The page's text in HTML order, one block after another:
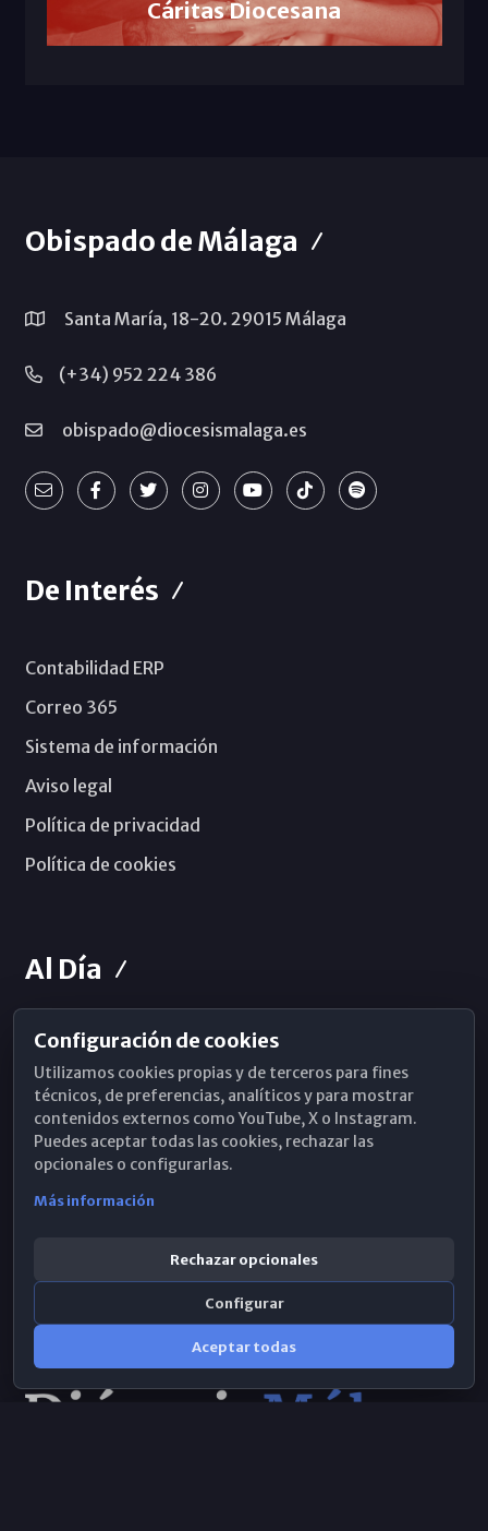
Cáritas Diocesana
Obispado de Málaga
Santa María, 18-20. 29015 Málaga
(+34) 952 224 386
obispado@diocesismalaga.es
De Interés
Contabilidad ERP
Correo 365
Sistema de información
Aviso legal
Política de privacidad
Política de cookies
Al Día
Horarios de Misa
Hemeroteca
WhatsApp
Configuración de cookies
Utilizamos cookies propias y de terceros para fines
técnicos, de preferencias, analíticos y para mostrar
contenidos externos como YouTube, X o Instagram.
Puedes aceptar todas las cookies, rechazar las
opcionales o configurarlas.
Más información
Rechazar opcionales
Configurar
Aceptar todas